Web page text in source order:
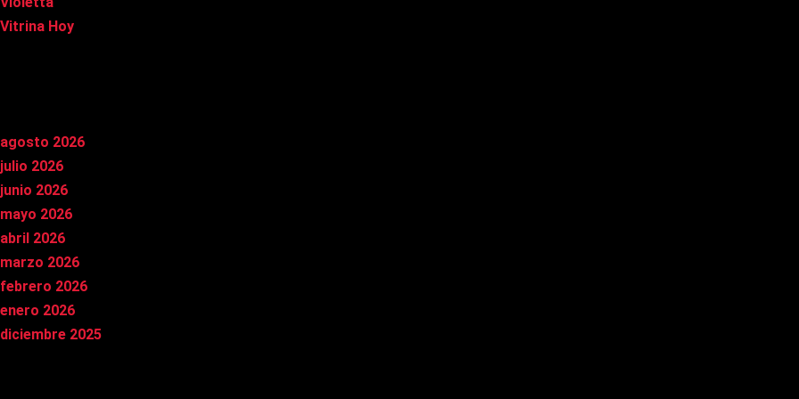
Vitrina Hoy
agosto 2026
julio 2026
junio 2026
mayo 2026
abril 2026
marzo 2026
febrero 2026
enero 2026
diciembre 2025